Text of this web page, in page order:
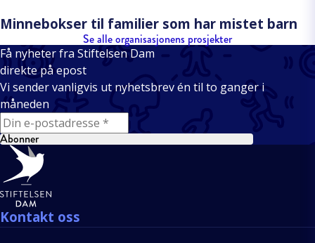
Minnebokser til familier som har mistet barn
Se alle organisasjonens prosjekter
Få nyheter fra Stiftelsen Dam
direkte på epost
Vi sender vanligvis ut nyhetsbrev én til to ganger i
måneden
E-mail
Abonner
Bunntekst
Kontakt oss